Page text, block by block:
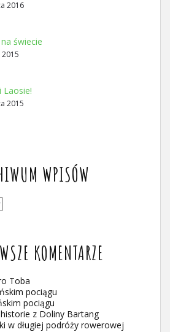
2016
na świecie
Laosie!
2015
WPISÓW
KOMENTARZE
Toba
pociągu
pociągu
historie z Doliny Bartang
w długiej podróży rowerowej